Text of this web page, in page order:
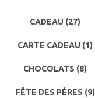
CADEAU (27)
CARTE CADEAU (1)
CHOCOLATS (8)
FÊTE DES PÈRES (9)